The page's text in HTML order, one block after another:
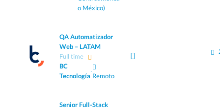
o México)
QA Automatizador
Web – LATAM
Full time
BC
Tecnología
·
Remoto
Senior Full-Stack